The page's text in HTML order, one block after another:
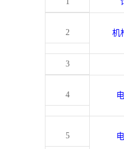
2 机
3
4
5